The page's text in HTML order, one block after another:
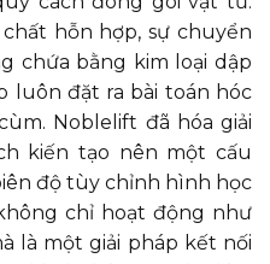
hỗn hợp, sự chuyển
chứa bằng kim loại dập
luôn đặt ra bài toán hóc
Noblelift đã hóa giải
kiến tạo nên một cấu
độ tùy chỉnh hình học
chỉ hoạt động như
là một giải pháp kết nối